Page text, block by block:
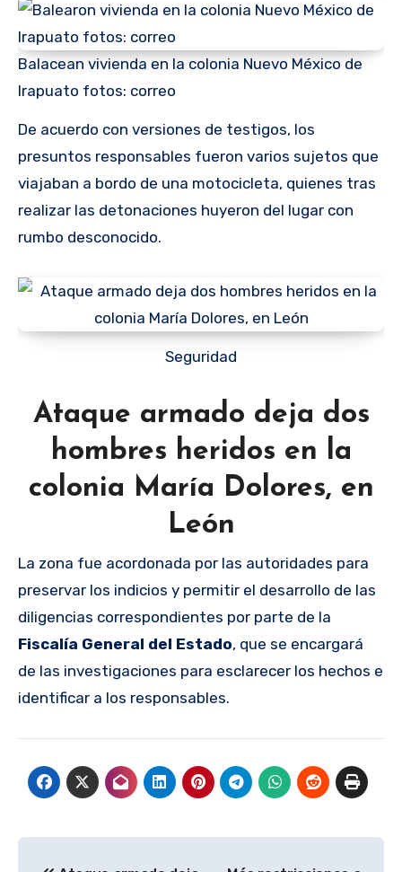
Balacean vivienda en la colonia Nuevo México de
Irapuato fotos: correo
De acuerdo con versiones de testigos, los
presuntos responsables fueron varios sujetos que
viajaban a bordo de una motocicleta, quienes tras
realizar las detonaciones huyeron del lugar con
rumbo desconocido.
Seguridad
Ataque armado deja dos
hombres heridos en la
colonia María Dolores, en
León
La zona fue acordonada por las autoridades para
preservar los indicios y permitir el desarrollo de las
diligencias correspondientes por parte de la
Fiscalía General del Estado, que se encargará
de las investigaciones para esclarecer los hechos e
identificar a los responsables.